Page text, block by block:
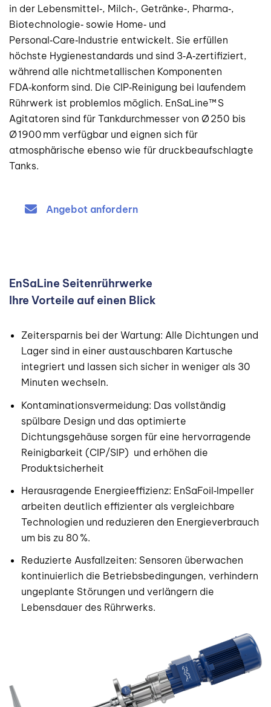
in der Lebensmittel‑, Milch‑, Getränke‑, Pharma‑,
Biotechnologie‑ sowie Home‑ und
Personal‑Care‑Industrie entwickelt. Sie erfüllen
höchste Hygienestandards und sind 3‑A‑zertifiziert,
während alle nichtmetallischen Komponenten
FDA‑konform sind. Die CIP‑Reinigung bei laufendem
Rührwerk ist problemlos möglich. EnSaLine™ S
Agitatoren sind für Tankdurchmesser von Ø 250 bis
Ø 1900 mm verfügbar und eignen sich für
atmosphärische ebenso wie für druckbeaufschlagte
Tanks.
Angebot anfordern
EnSaLine Seitenrührwerke
Ihre Vorteile auf einen Blick
Zeitersparnis bei der Wartung: Alle Dichtungen und
Lager sind in einer austauschbaren Kartusche
integriert und lassen sich sicher in weniger als 30
Minuten wechseln.
Kontaminationsvermeidung: Das vollständig
spülbare Design und das optimierte
Dichtungsgehäuse sorgen für eine hervorragende
Reinigbarkeit (CIP/SIP) und erhöhen die
Produktsicherheit
Herausragende Energieeffizienz: EnSaFoil‑Impeller
arbeiten deutlich effizienter als vergleichbare
Technologien und reduzieren den Energieverbrauch
um bis zu 80 %.
Reduzierte Ausfallzeiten: Sensoren überwachen
kontinuierlich die Betriebsbedingungen, verhindern
ungeplante Störungen und verlängern die
Lebensdauer des Rührwerks.